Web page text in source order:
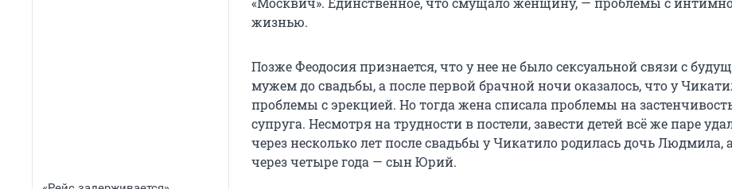
жизнью.
Позже Феодосия признается, что у нее не было сексуальной связи с
мужем до свадьбы, а после первой брачной ночи оказалось, что у
проблемы с эрекцией. Но тогда жена списала проблемы на
супруга. Несмотря на трудности в постели, завести детей всё же паре
через несколько лет после свадьбы у Чикатило родилась дочь Людмила,
через четыре года — сын Юрий.